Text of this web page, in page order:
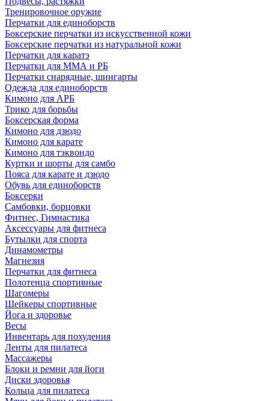
Тренировочное оружие
Перчатки для единоборств
Боксерские перчатки из искусственной кожи
Боксерские перчатки из натуральной кожи
Перчатки для каратэ
Перчатки для ММА и РБ
Перчатки снарядные, шингарты
Одежда для единоборств
Кимоно для АРБ
Трико для борьбы
Боксерская форма
Кимоно для дзюдо
Кимоно для карате
Кимоно для тэквондо
Куртки и шорты для самбо
Пояса для карате и дзюдо
Обувь для единоборств
Боксерки
Самбовки, борцовки
Фитнес, Гимнастика
Аксессуары для фитнеса
Бутылки для спорта
Динамометры
Магнезия
Перчатки для фитнеса
Полотенца спортивные
Шагомеры
Шейкеры спортивные
Йога и здоровье
Весы
Инвентарь для похудения
Ленты для пилатеса
Массажеры
Блоки и ремни для йоги
Диски здоровья
Кольца для пилатеса